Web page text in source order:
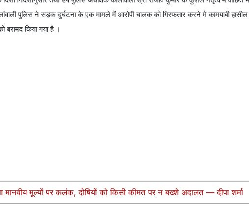
पुलिस ने सड़क दुर्घटना के एक मामले में आरोपी चालक को गिरफतार करने मे कामयाबी
किया गया है ।
मानवीय मूल्यों पर कलंक, दोषियों को किसी कीमत पर न बख्शे अदालत — दीपा शर्मा